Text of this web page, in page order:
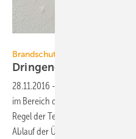
Brandschutzschalter
Dringende
28.11.2016 -
im Bereich der Elektroinstallation.
Regel der Technik“, was ihren
Ablauf der Übergangsfrist am 18.